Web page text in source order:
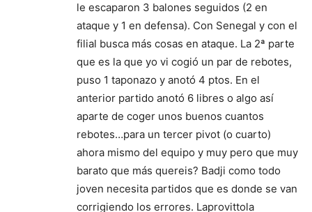
le escaparon 3 balones seguidos (2 en
ataque y 1 en defensa). Con Senegal y con el
filial busca más cosas en ataque. La 2ª parte
que es la que yo vi cogió un par de rebotes,
puso 1 taponazo y anotó 4 ptos. En el
anterior partido anotó 6 libres o algo así
aparte de coger unos buenos cuantos
rebotes…para un tercer pivot (o cuarto)
ahora mismo del equipo y muy pero que muy
barato que más quereis? Badji como todo
joven necesita partidos que es donde se van
corrigiendo los errores. Laprovittola